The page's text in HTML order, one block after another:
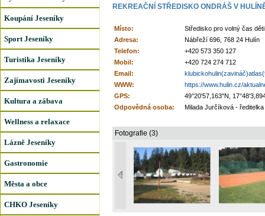
Koupání Jeseníky
Sport Jeseníky
Turistika Jeseníky
Zajímavosti Jeseníky
Kultura a zábava
Wellness a relaxace
Lázně Jeseníky
Gastronomie
Města a obce
CHKO Jeseníky
REKREAČNÍ STŘEDISKO ONDRÁŠ V
Místo:
Středisko pro volný čas
Adresa:
Nábřeží 696, 768 24 Hulín
Telefon:
+420 573 350 127
Mobil:
+420 724 274 712
Email:
WWW:
https://www.hulin.cz/
GPS:
49°20'57,163"N,
Odpovědná osoba:
Milada Jurčíková - ředitelka
Fotografie (3)